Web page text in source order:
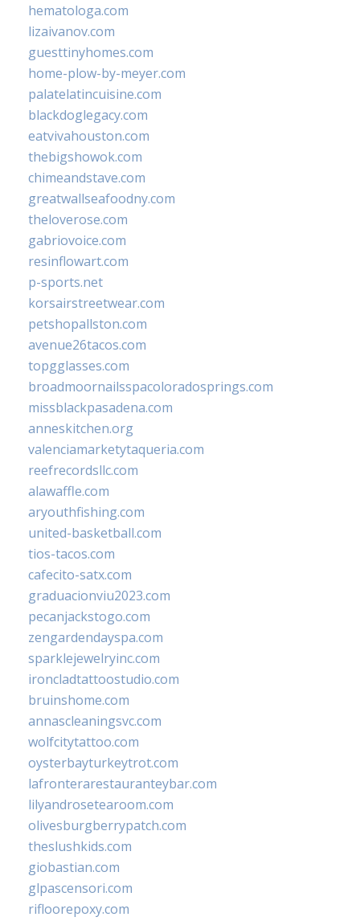
hematologa.com
lizaivanov.com
guesttinyhomes.com
home-plow-by-meyer.com
palatelatincuisine.com
blackdoglegacy.com
eatvivahouston.com
thebigshowok.com
chimeandstave.com
greatwallseafoodny.com
theloverose.com
gabriovoice.com
resinflowart.com
p-sports.net
korsairstreetwear.com
petshopallston.com
avenue26tacos.com
topgglasses.com
broadmoornailsspacoloradosprings.com
missblackpasadena.com
anneskitchen.org
valenciamarketytaqueria.com
reefrecordsllc.com
alawaffle.com
aryouthfishing.com
united-basketball.com
tios-tacos.com
cafecito-satx.com
graduacionviu2023.com
pecanjackstogo.com
zengardendayspa.com
sparklejewelryinc.com
ironcladtattoostudio.com
bruinshome.com
annascleaningsvc.com
wolfcitytattoo.com
oysterbayturkeytrot.com
lafronterarestauranteybar.com
lilyandrosetearoom.com
olivesburgberrypatch.com
theslushkids.com
giobastian.com
glpascensori.com
rifloorepoxy.com